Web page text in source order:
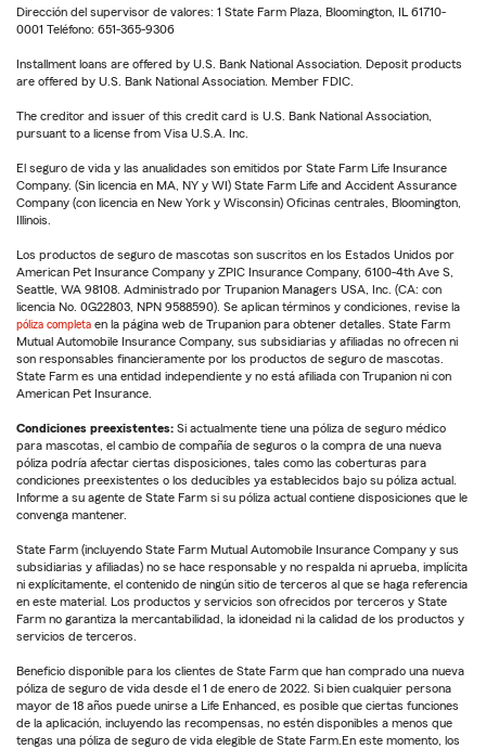
Dirección del supervisor de valores: 1 State Farm Plaza, Bloomington, IL 61710-
0001 Teléfono: 651-365-9306
Installment loans are offered by U.S. Bank National Association. Deposit products
are offered by U.S. Bank National Association. Member FDIC.
The creditor and issuer of this credit card is U.S. Bank National Association,
pursuant to a license from Visa U.S.A. Inc.
El seguro de vida y las anualidades son emitidos por State Farm Life Insurance
Company. (Sin licencia en MA, NY y WI) State Farm Life and Accident Assurance
Company (con licencia en New York y Wisconsin) Oficinas centrales, Bloomington,
Illinois.
Los productos de seguro de mascotas son suscritos en los Estados Unidos por
American Pet Insurance Company y ZPIC Insurance Company, 6100-4th Ave S,
Seattle, WA 98108. Administrado por Trupanion Managers USA, Inc. (CA: con
licencia No. 0G22803, NPN 9588590). Se aplican términos y condiciones, revise la
póliza completa en la página web de Trupanion para obtener detalles. State Farm
Mutual Automobile Insurance Company, sus subsidiarias y afiliadas no ofrecen ni
son responsables financieramente por los productos de seguro de mascotas.
State Farm es una entidad independiente y no está afiliada con Trupanion ni con
American Pet Insurance.
Condiciones preexistentes: Si actualmente tiene una póliza de seguro médico
para mascotas, el cambio de compañía de seguros o la compra de una nueva
póliza podría afectar ciertas disposiciones, tales como las coberturas para
condiciones preexistentes o los deducibles ya establecidos bajo su póliza actual.
Informe a su agente de State Farm si su póliza actual contiene disposiciones que le
convenga mantener.
State Farm (incluyendo State Farm Mutual Automobile Insurance Company y sus
subsidiarias y afiliadas) no se hace responsable y no respalda ni aprueba, implícita
ni explícitamente, el contenido de ningún sitio de terceros al que se haga referencia
en este material. Los productos y servicios son ofrecidos por terceros y State
Farm no garantiza la mercantabilidad, la idoneidad ni la calidad de los productos y
servicios de terceros.
Beneficio disponible para los clientes de State Farm que han comprado una nueva
póliza de seguro de vida desde el 1 de enero de 2022. Si bien cualquier persona
mayor de 18 años puede unirse a Life Enhanced, es posible que ciertas funciones
de la aplicación, incluyendo las recompensas, no estén disponibles a menos que
tengas una póliza de seguro de vida elegible de State Farm.En este momento, los